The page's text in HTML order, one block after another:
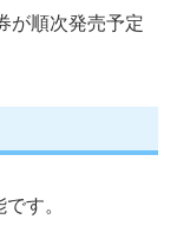
が順次発売予定
す。